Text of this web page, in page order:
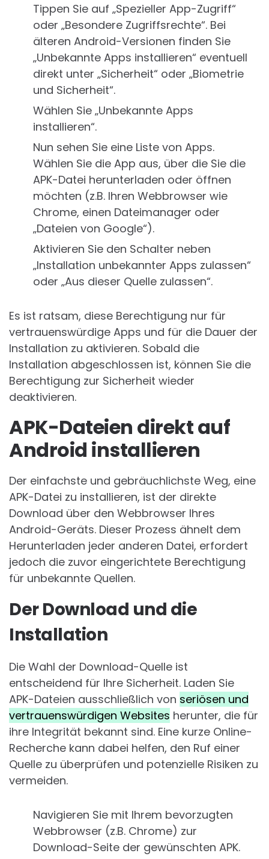
Tippen Sie auf „Spezieller App-Zugriff“
oder „Besondere Zugriffsrechte“. Bei
älteren Android-Versionen finden Sie
„Unbekannte Apps installieren“ eventuell
direkt unter „Sicherheit“ oder „Biometrie
und Sicherheit“.
Wählen Sie „Unbekannte Apps
installieren“.
Nun sehen Sie eine Liste von Apps.
Wählen Sie die App aus, über die Sie die
APK-Datei herunterladen oder öffnen
möchten (z.B. Ihren Webbrowser wie
Chrome, einen Dateimanager oder
„Dateien von Google“).
Aktivieren Sie den Schalter neben
„Installation unbekannter Apps zulassen“
oder „Aus dieser Quelle zulassen“.
Es ist ratsam, diese Berechtigung nur für
vertrauenswürdige Apps und für die Dauer der
Installation zu aktivieren. Sobald die
Installation abgeschlossen ist, können Sie die
Berechtigung zur Sicherheit wieder
deaktivieren.
APK-Dateien direkt auf
Android installieren
Der einfachste und gebräuchlichste Weg, eine
APK-Datei zu installieren, ist der direkte
Download über den Webbrowser Ihres
Android-Geräts. Dieser Prozess ähnelt dem
Herunterladen jeder anderen Datei, erfordert
jedoch die zuvor eingerichtete Berechtigung
für unbekannte Quellen.
Der Download und die
Installation
Die Wahl der Download-Quelle ist
entscheidend für Ihre Sicherheit. Laden Sie
APK-Dateien ausschließlich von seriösen und
vertrauenswürdigen Websites herunter, die für
ihre Integrität bekannt sind. Eine kurze Online-
Recherche kann dabei helfen, den Ruf einer
Quelle zu überprüfen und potenzielle Risiken zu
vermeiden.
Navigieren Sie mit Ihrem bevorzugten
Webbrowser (z.B. Chrome) zur
Download-Seite der gewünschten APK.